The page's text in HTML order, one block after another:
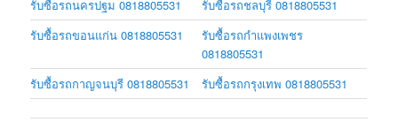
รับซื้อรถนครปฐม 0818805531
รับซื้อรถชลบุรี 0818805531
รับซื้อรถขอนแก่น 0818805531
รับซื้อรถกำแพงเพชร
0818805531
รับซื้อรถกาญจนบุรี 0818805531
รับซื้อรถกรุงเทพ 0818805531